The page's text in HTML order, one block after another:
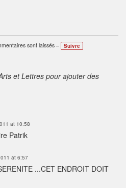
sont laissés – Suivre
et Lettres pour ajouter des
at 10:58
Patrik
at 6:57
...CET ENDROIT DOIT